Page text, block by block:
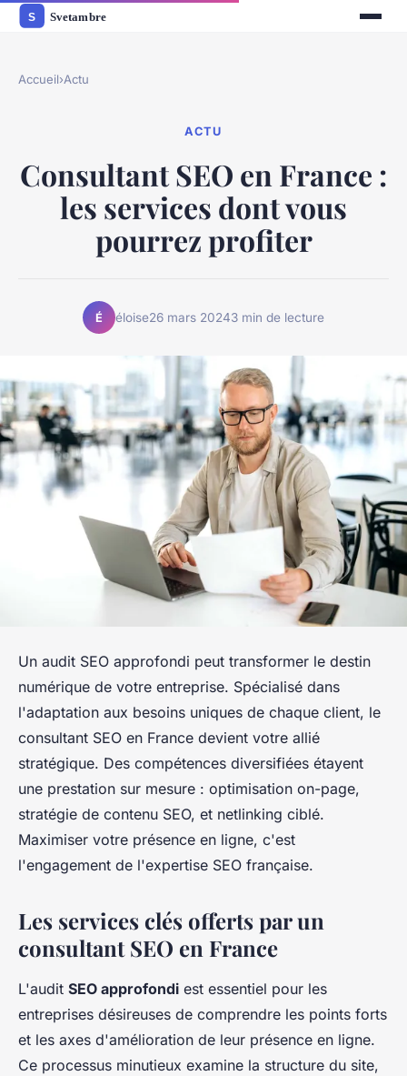
Accueil›Actu
ACTU
Consultant SEO en France :
les services dont vous
pourrez profiter
É éloise26 mars 20243 min de lecture
Un audit SEO approfondi peut transformer le destin
numérique de votre entreprise. Spécialisé dans
l'adaptation aux besoins uniques de chaque client, le
consultant SEO en France devient votre allié
stratégique. Des compétences diversifiées étayent
une prestation sur mesure : optimisation on-page,
stratégie de contenu SEO, et netlinking ciblé.
Maximiser votre présence en ligne, c'est
l'engagement de l'expertise SEO française.
Les services clés offerts par un
consultant SEO en France
L'audit SEO approfondi est essentiel pour les
entreprises désireuses de comprendre les points forts
et les axes d'amélioration de leur présence en ligne.
Ce processus minutieux examine la structure du site,